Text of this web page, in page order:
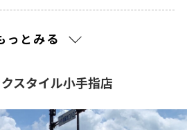
っとみる
スタイル小手指店